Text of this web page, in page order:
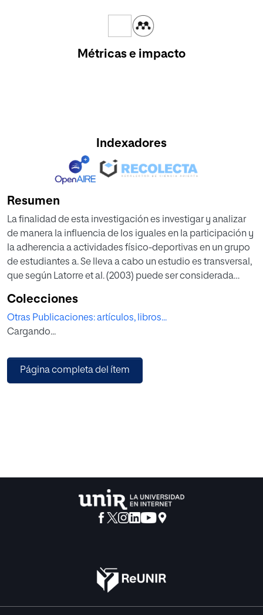
Métricas e impacto
Indexadores
Resumen
La finalidad de esta investigación es investigar y analizar
de manera la influencia de los iguales en la participación y
la adherencia a actividades físico-deportivas en un grupo
de estudiantes a. Se lleva a cabo un estudio es transversal,
que según Latorre et al. (2003) puede ser considerada
siguiendo la clasificación de Latorre et al. (2003). Para
obtener la información 526 alumnos y alumnas, han
contestado al cuestionario HAVISAES. Además, para
ocho profesores de Educación Física de estos alumnos se
ha realizado un Grupo de Discusión. En resumen, los
actividad física en jóvenes.
Colecciones
Otras Publicaciones: artículos, libros...
Cargando...
Página completa del ítem